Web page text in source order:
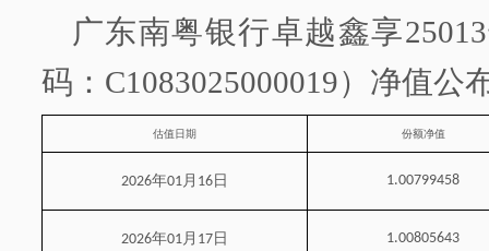
广东南粤银行卓越鑫享
码： C1083025000019）净值公
估值日期 份额净值
2026年01月 16 日 1.00799458
2026年01月 17 日 1.00805643